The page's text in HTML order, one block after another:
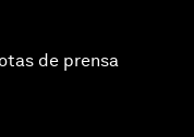
de prensa